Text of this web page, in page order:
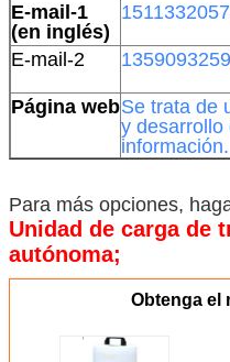
E-mail-1
(en inglés)
E-mail-2
Página webSe trata de
y desarrollo
información.
Para más opciones,
Unidad de carga de
autónoma;
Obtenga el